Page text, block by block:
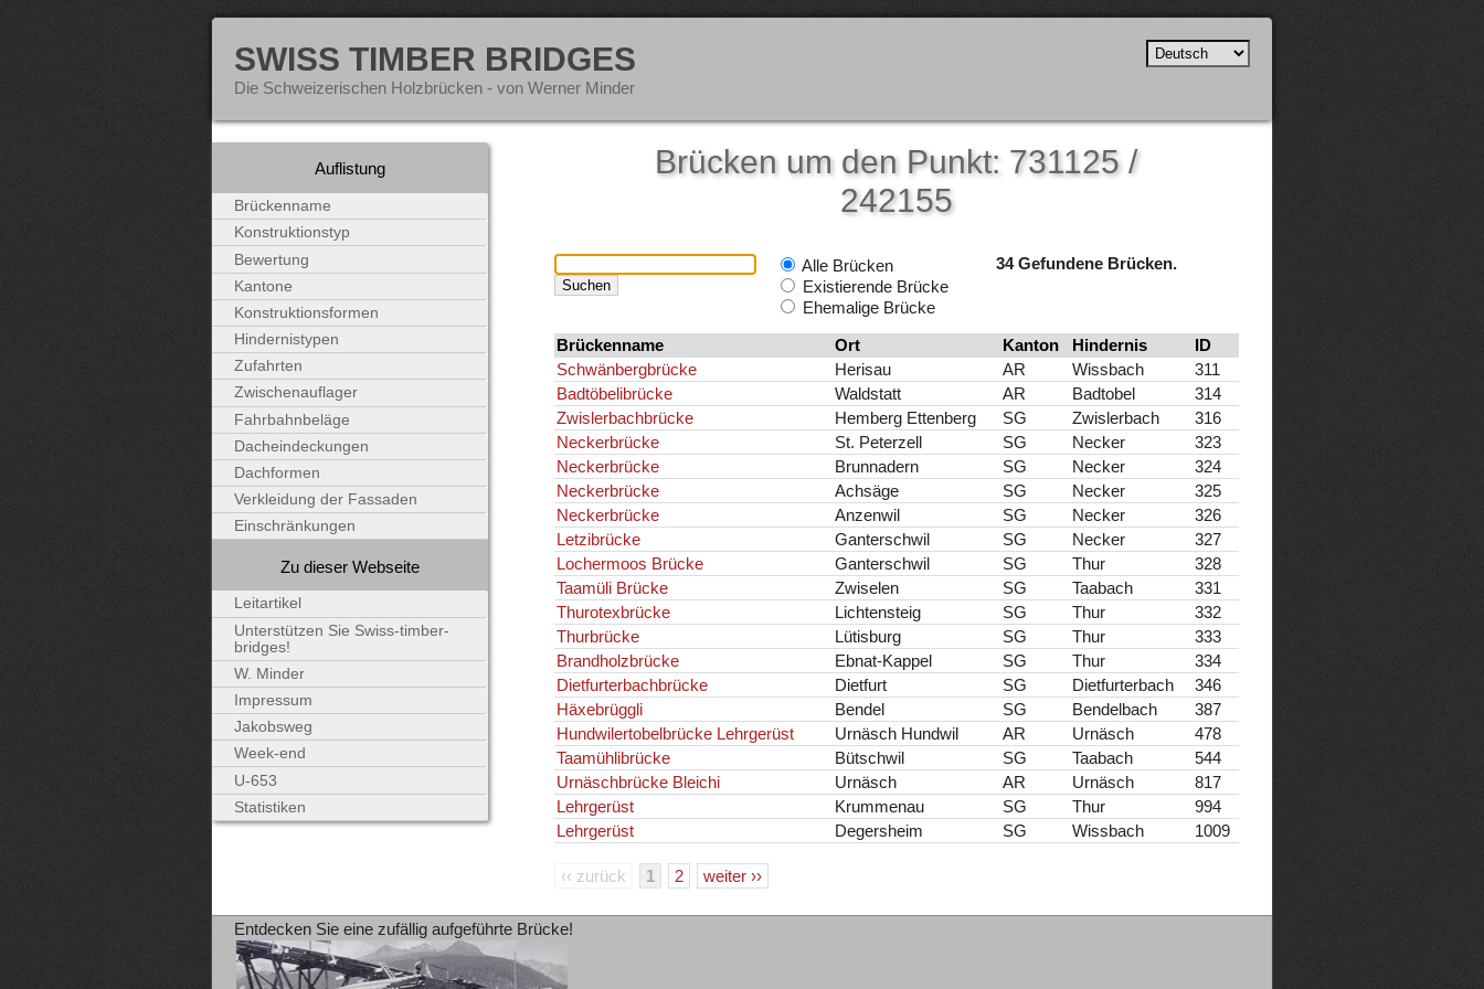
SWISS TIMBER BRIDGES
Die Schweizerischen Holzbrücken - von Werner Minder
Brücken um den Punkt: 731125 /
242155
Alle Brücken
Existierende Brücke
Ehemalige Brücke
34 Gefundene Brücken.
Brückenname Ort Kanton Hindernis
ID
Schwänbergbrücke
Herisau AR Wissbach
311
Badtöbelibrücke
Waldstatt AR Badtobel
314
Zwislerbachbrücke
Hemberg Ettenberg SG Zwislerbach
316
Neckerbrücke
St. Peterzell SG Necker
323
Neckerbrücke
Brunnadern SG Necker
324
Neckerbrücke
Achsäge SG Necker
325
Neckerbrücke
Anzenwil SG Necker
326
Letzibrücke
Ganterschwil SG Necker
327
Lochermoos Brücke
Ganterschwil SG Thur
328
Taamüli Brücke
Zwiselen SG Taabach
331
Thurotexbrücke
Lichtensteig SG Thur
332
Thurbrücke
Lütisburg SG Thur
333
Brandholzbrücke
Ebnat-Kappel SG Thur
334
Dietfurterbachbrücke
Dietfurt SG Dietfurterbach
346
Häxebrüggli
Bendel SG Bendelbach
387
Hundwilertobelbrücke Lehrgerüst
Urnäsch Hundwil AR Urnäsch
478
Taamühlibrücke
Bütschwil SG Taabach
544
Urnäschbrücke Bleichi
Urnäsch AR Urnäsch
817
Lehrgerüst
Krummenau SG Thur
994
Lehrgerüst
Degersheim SG Wissbach 1009
‹‹ zurück 1 2 weiter ››
Auflistung
Brückenname
Konstruktionstyp
Bewertung
Kantone
Konstruktionsformen
Hindernistypen
Zufahrten
Zwischenauflager
Fahrbahnbeläge
Dacheindeckungen
Dachformen
Verkleidung der Fassaden
Einschränkungen
Zu dieser Webseite
Leitartikel
Unterstützen Sie Swiss-timber-
bridges!
W. Minder
Impressum
Jakobsweg
Week-end
U-653
Statistiken
Entdecken Sie eine zufällig aufgeführte Brücke!